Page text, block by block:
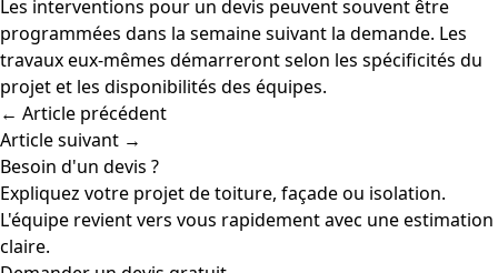
Les interventions pour un devis peuvent souvent être
programmées dans la semaine suivant la demande. Les
travaux eux-mêmes démarreront selon les spécificités du
projet et les disponibilités des équipes.
← Article précédent
Article suivant →
Besoin d'un devis ?
Expliquez votre projet de toiture, façade ou isolation.
L'équipe revient vers vous rapidement avec une estimation
claire.